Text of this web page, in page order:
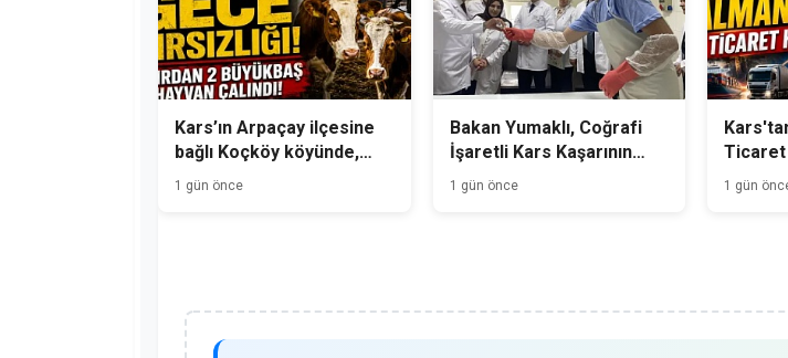
Kars’ın Arpaçay ilçesine
bağlı Koçköy köyünde,
gece hırsızlık olayı
1 gün önce
Bakan Yumaklı, Coğrafi
İşaretli Kars Kaşarının
Üretimini Yerinde İnceledi
1 gün önce
Ticaret
1 gün